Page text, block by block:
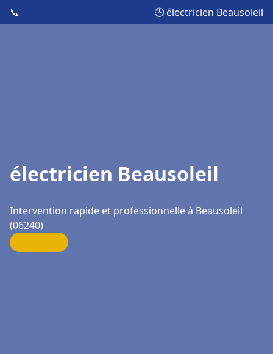
📞 🕒 électricien Beausoleil
électricien Beausoleil
Intervention rapide et professionnelle à Beausoleil
(06240)